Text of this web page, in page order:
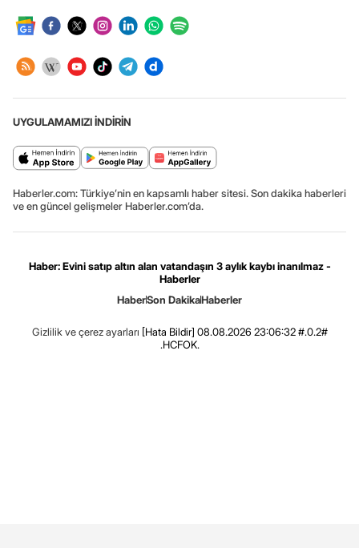
UYGULAMAMIZI İNDİRİN
Haberler.com: Türkiye’nin en kapsamlı haber sitesi. Son dakika haberleri
ve en güncel gelişmeler Haberler.com’da.
Haber: Evini satıp altın alan vatandaşın 3 aylık kaybı inanılmaz -
Haberler
HaberSon DakikaHaberler
Gizlilik ve çerez ayarları [Hata Bildir] 08.08.2026 23:06:32 #.0.2#
.HCFOK.